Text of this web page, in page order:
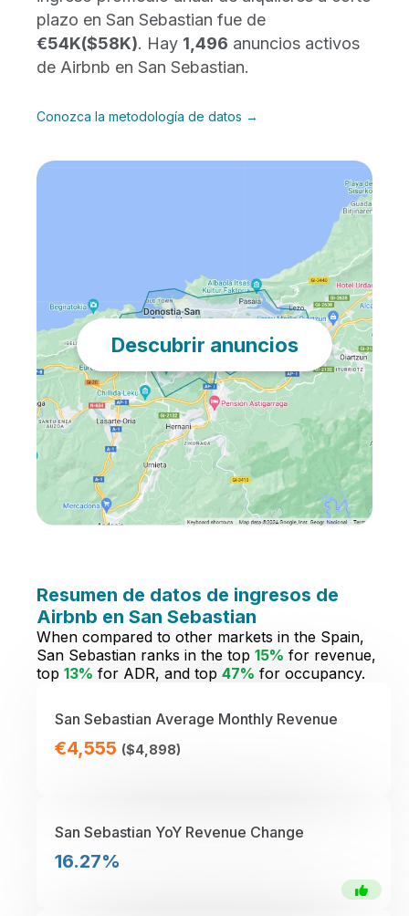
plazo en San Sebastian fue de
€54K($58K). Hay 1,496 anuncios activos
de Airbnb en San Sebastian.
Conozca la metodología de datos →
Descubrir anuncios
Resumen de datos de ingresos de
Airbnb en San Sebastian
When compared to other markets in the Spain,
San Sebastian ranks in the top 15% for revenue,
top 13% for ADR, and top 47% for occupancy.
San Sebastian Average Monthly Revenue
€4,555 ($4,898)
San Sebastian YoY Revenue Change
16.27%